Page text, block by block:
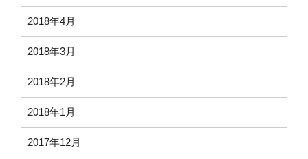
2018年4月
2018年3月
2018年2月
2018年1月
2017年12月